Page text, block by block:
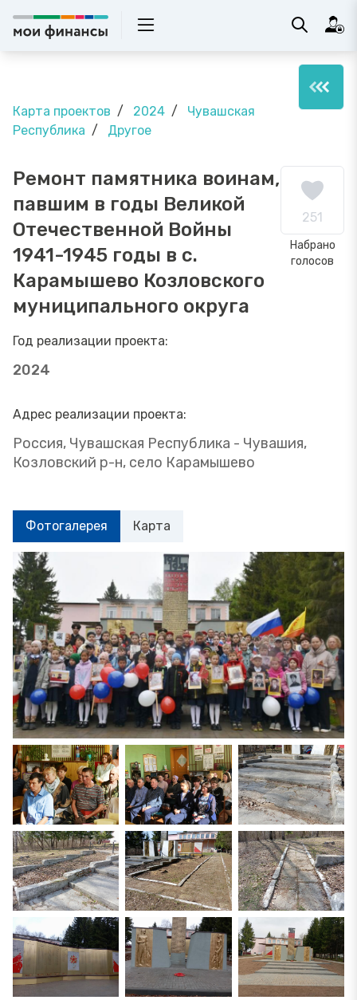
Карта проектов 2024
Чувашская
Республика
Другое
Ремонт памятника воинам,
павшим в годы Великой
Отечественной Войны
1941-1945 годы в с.
Карамышево Козловского
муниципального округа
251
Набрано
голосов
Год реализации проекта:
2024
Адрес реализации проекта:
Россия, Чувашская Республика - Чувашия,
Козловский р-н, село Карамышево
Фотогалерея Карта